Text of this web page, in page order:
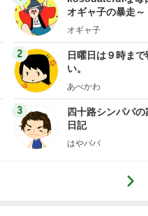
オギャ子の暴走～
オギャ子
2
日曜日は９時まで
い。
あべかわ
3
四十路シンパパの
日記
はやパパ